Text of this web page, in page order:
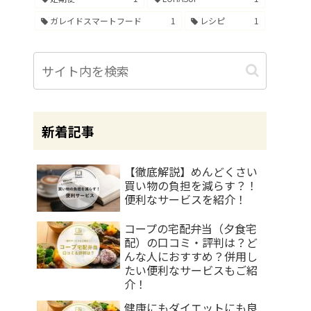
ガレイドスマートフード
1 レシピ 1
新着記事
【徹底解説】めんどくさい
買い物の負担を減らす？！
便利なサービスを紹介！
コープの宅配弁当（夕食宅
配）の口コミ・評判は？ど
んな人におすすめ？併用し
たい便利なサービスもご紹
介！
健康にもダイエットにも良